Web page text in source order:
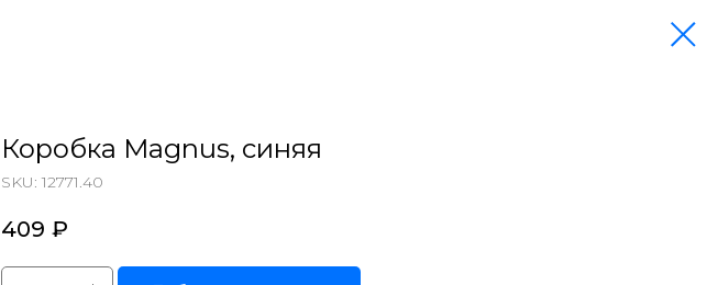
Коробка Magnus, синяя
SKU: 12771.40
409 ₽